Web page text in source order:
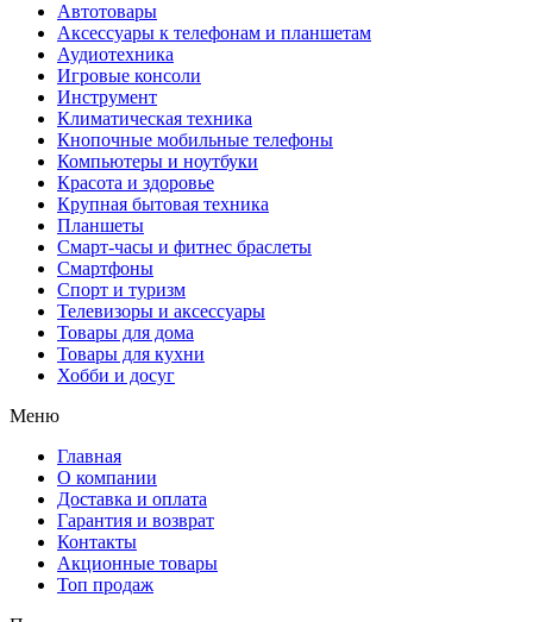
Автотовары
Аксессуары к телефонам и планшетам
Аудиотехника
Игровые консоли
Инструмент
Климатическая техника
Кнопочные мобильные телефоны
Компьютеры и ноутбуки
Красота и здоровье
Крупная бытовая техника
Планшеты
Смарт-часы и фитнес браслеты
Смартфоны
Спорт и туризм
Телевизоры и аксессуары
Товары для дома
Товары для кухни
Хобби и досуг
Меню
Главная
О компании
Доставка и оплата
Гарантия и возврат
Контакты
Акционные товары
Топ продаж